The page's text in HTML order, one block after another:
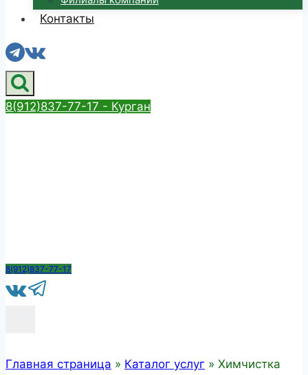
Контакты
8(912)837-77-17 - Курган
8(912)837-77-17
Главная страница » Каталог услуг » Химчистка